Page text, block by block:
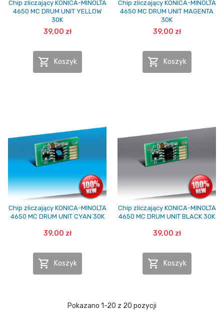
Chip zliczający KONICA-MINOLTA
4650 MC DRUM UNIT YELLOW
30K
39,00 zł
 Koszyk
Chip zliczający KONICA-MINOLTA
4650 MC DRUM UNIT MAGENTA
30K
39,00 zł
 Koszyk
Chip zliczający KONICA-MINOLTA
4650 MC DRUM UNIT CYAN 30K
39,00 zł
 Koszyk
Chip zliczający KONICA-MINOLTA
4650 MC DRUM UNIT BLACK 30K
39,00 zł
 Koszyk
Pokazano 1-20 z 20 pozycji